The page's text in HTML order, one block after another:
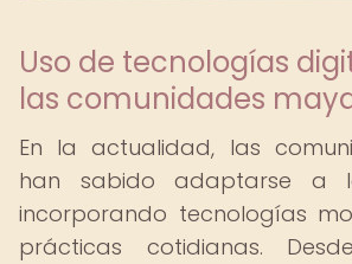
Uso de tecnologías
las comunidades
En la actualidad, las
han sabido adaptarse a
incorporando tecnologías
prácticas cotidianas.